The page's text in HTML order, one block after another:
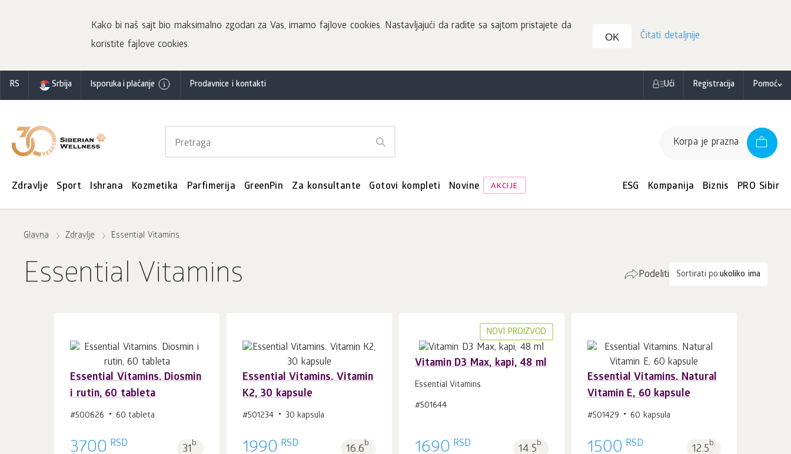
Kako bi naš sajt bio maksimalno zgodan za Vas, imamo fajlove cookies. Nastavljajući da radite sa sajtom pristajete da
koristite fajlove cookies.
OK Čitati detaljnije
RS Srbija Isporuka i plaćanje Prodavnice i kontakti Ući Registracija Pomoć
Korpa je prazna
Zdravlje Sport Ishrana Kozmetika Parfimerija GreenPin Za konsultante Gotovi kompleti Novine AKCIJE ESG Kompanija Biznis PRO Sibir
Glavna Zdravlje Essential Vitamins
Essential Vitamins Sortirati po:ukoliko ima
Podeliti
Essential Vitamins. Diosmin
i rutin, 60 tableta
#500626 60 tableta
3700 RSD 31b.
Essential Vitamins. Vitamin
K2, 30 kapsule
#501234 30 kapsula
1990 RSD 16.6b.
NOVI PROIZVOD
Vitamin D3 Max, kapi, 48 ml
Essential Vitamins
#501644
1690 RSD 14.5b.
Essential Vitamins. Natural
Vitamin E, 60 kapsule
#501429 60 kapsula
1500 RSD 12.5b.